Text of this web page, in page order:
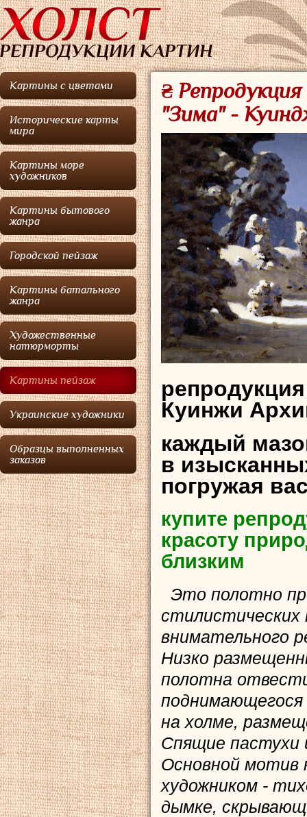
Картины с цветами
Исторические карты
мира
Картины море
художников
Картины бытового
жанра
Городской пейзаж
Картины батального
жанра
Художественные
натюрморты
Картины пейзаж
Украинские художники
Образцы выполненных
заказов
₴
"Зима" -
Куинжи
каждый
в
погружая
купите
красоту
близким
Это полотно
внимательного
Низко
полотна
на холме,
Спящие пастухи
Основной
художником -
дымке,